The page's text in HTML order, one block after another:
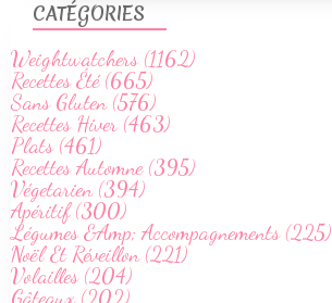
CATÉGORIES
Weightwatchers (1162)
Recettes Été (665)
Sans Gluten (576)
Recettes Hiver (463)
Plats (461)
Recettes Automne (395)
Végetarien (394)
Apéritif (300)
Légumes &Amp; Accompagnements (225)
Noël Et Réveillon (221)
Volailles (204)